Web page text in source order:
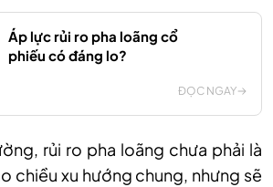
Áp lực rủi ro pha loãng cổ
phiếu có đáng lo?
ĐỌC NGAY
rủi ro pha loãng chưa phải là
chiều xu hướng chung, nhưng sẽ